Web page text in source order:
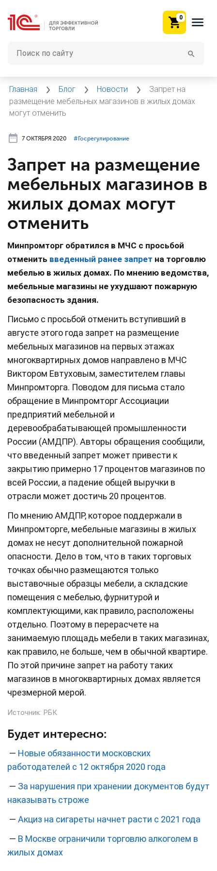
0
Главная Блог Новости
Запрет на
размещение мебельных магазинов в жилых домах
могут отменить
7 ОКТЯБРЯ 2020 #⁣Госрегулирование
Запрет на размещение
мебельных магазинов в
жилых домах могут
отменить
Минпромторг обратился в МЧС с просьбой
отменить введенный ранее запрет на торговлю
мебелью в жилых домах. По мнению ведомства,
мебельные магазины не ухудшают пожарную
безопасность здания.
Письмо с просьбой отменить вступивший в
августе этого года запрет на размещение
мебельных магазинов на первых этажах
многоквартирных домов направлено в МЧС
Виктором Евтуховым, заместителем главы
Минпромторга. Поводом для письма стало
обращение в Минпромторг Ассоциации
предприятий мебельной и
деревообрабатывающей промышленности
России (АМДПР). Авторы обращения сообщили,
что введенный запрет может привести к
закрытию примерно 17 процентов магазинов по
всей России, а падение общей выручки в
отрасли может достичь 20 процентов.
По мнению АМДПР, которое поддержали в
Минпромторге, мебельные магазины в жилых
домах не несут дополнительной пожарной
опасности. Дело в том, что в таких торговых
точках обычно размещаются только
выставочные образцы мебели, а складские
помещения с мебелью, фурнитурой и
комплектующими, как правило, расположены
отдельно. Поэтому в перерасчете на
занимаемую площадь мебели в таких магазинах,
как правило, не больше, чем в обычной квартире.
По этой причине запрет на работу таких
магазинов в многоквартирных домах является
чрезмерной мерой.
Источник: РБК
Будет интересно:
— Новые обязанности московских
работодателей с 12 октября 2020 года
— За нарушения при хранении документов будут
наказывать строже
— Акциз на сигареты начнет расти с 2021 года
— В Москве ограничили торговлю алкоголем в
жилых домах